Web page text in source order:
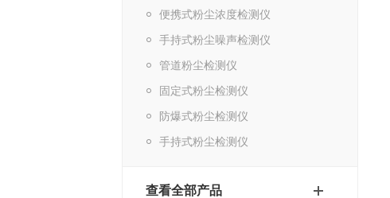
便携式粉尘浓度检测仪
手持式粉尘噪声检测仪
管道粉尘检测仪
固定式粉尘检测仪
防爆式粉尘检测仪
手持式粉尘检测仪
查看全部产品